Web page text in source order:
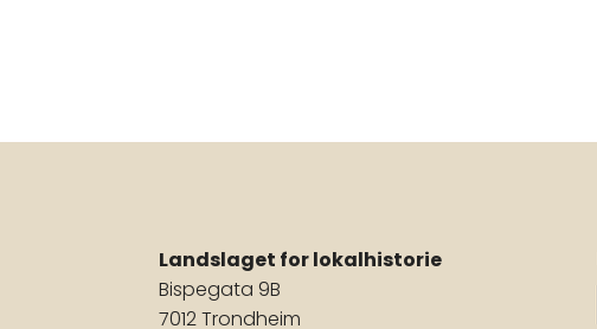
Landslaget for lokalhistorie
Bispegata 9B
7012 Trondheim